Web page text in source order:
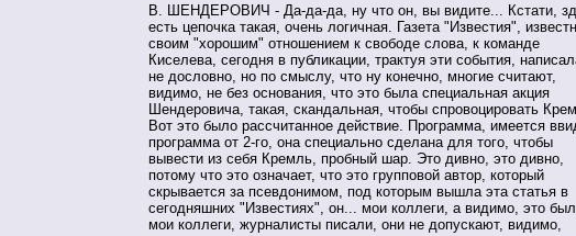
В. ШЕНДЕРОВИЧ - Да-да-да, ну что он, вы видите... Кстати,
есть цепочка такая, очень логичная. Газета "Известия",
своим "хорошим" отношением к свободе слова, к команде
Киселева, сегодня в публикации, трактуя эти события,
не дословно, но по смыслу, что ну конечно, многие считают,
видимо, не без основания, что это была специальная акция
Шендеровича, такая, скандальная, чтобы спровоцировать
Вот это было рассчитанное действие. Программа, имеется
программа от 2-го, она специально сделана для того, чтобы
вывести из себя Кремль, пробный шар. Это дивно, это дивно,
потому что это означает, что это групповой автор, который
скрывается за псевдонимом, под которым вышла эта статья в
сегодняшних "Известиях", он... мои коллеги, а видимо, это
мои коллеги, журналисты писали, они не допускают, видимо,